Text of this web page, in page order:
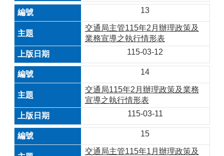
13
交通局主管115年2月辦理政策及
業務宣導之執行情形表
115-03-12
14
交通局115年2月辦理政策及業務
宣導之執行情形表
115-03-11
15
交通局主管115年1月辦理政策及